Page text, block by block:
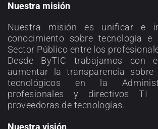
Nuestra misión
Nuestra misión es unificar e
conocimiento sobre tecnología e
Sector Público entre los
Desde ByTIC trabajamos con
aumentar la transparencia
tecnológicos en la
profesionales y directivos TI
proveedoras de tecnologías.
Nuestra visión